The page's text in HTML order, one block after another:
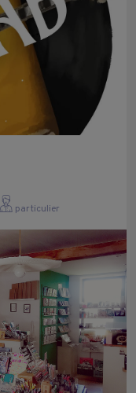
particulier